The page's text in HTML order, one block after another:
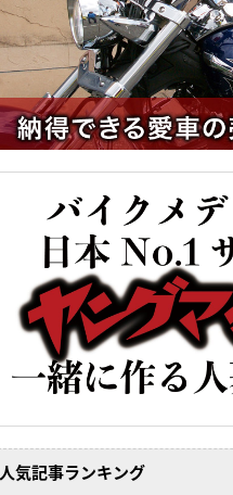
人気記事ランキング